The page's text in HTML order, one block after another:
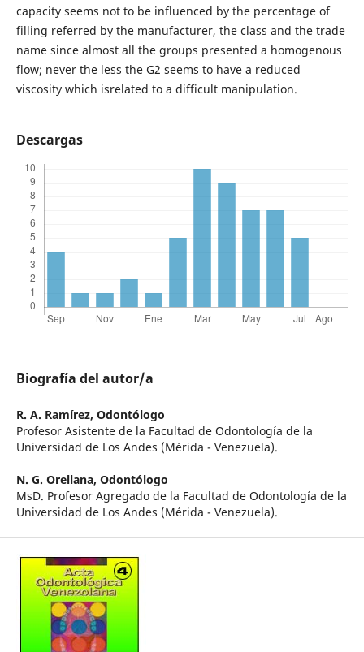
capacity seems not to be influenced by the percentage of
filling referred by the manufacturer, the class and the trade
name since almost all the groups presented a homogenous
flow; never the less the G2 seems to have a reduced
viscosity which isrelated to a difficult manipulation.
Descargas
Biografía del autor/a
R. A. Ramírez, Odontólogo
Profesor Asistente de la Facultad de Odontología de la
Universidad de Los Andes (Mérida - Venezuela).
N. G. Orellana, Odontólogo
MsD. Profesor Agregado de la Facultad de Odontología de la
Universidad de Los Andes (Mérida - Venezuela).